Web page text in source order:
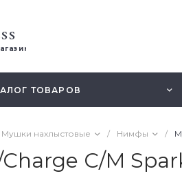
ТОВАРОВ
Мушки нахлыстовые / Нимфы /
C/M